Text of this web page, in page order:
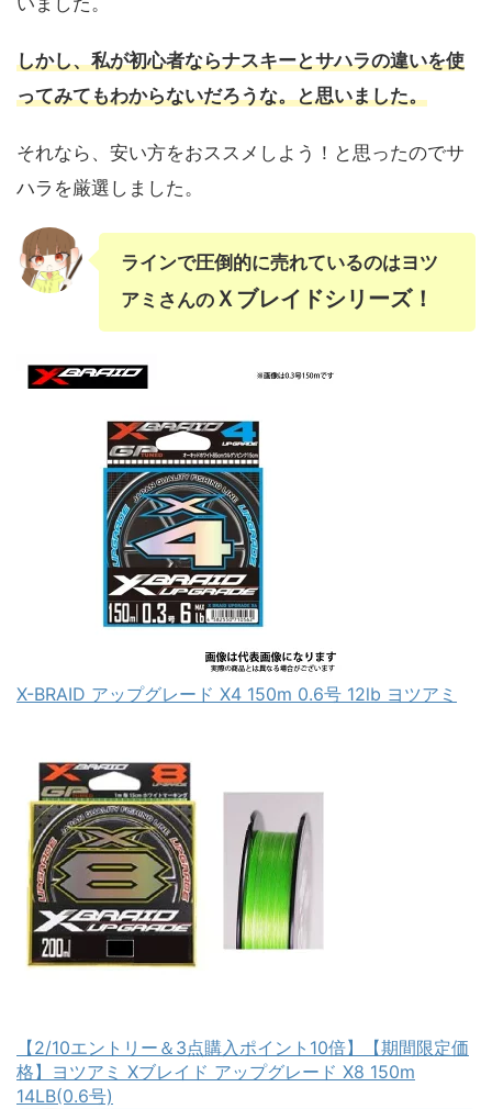
しかし、私が初心者ならナスキーとサハラの違いを使
ってみてもわからないだろうな。と思いました。
それなら、安い方をおススメしよう！と思ったのでサ
ハラを厳選しました。
ラインで圧倒的に売れているのはヨツ
アミさんの Ｘブレイドシリーズ！
X-BRAID アップグレード X4 150m 0.6号 12lb ヨツアミ
【2/10エントリー＆3点購入ポイント10倍】【期間限定価
格】ヨツアミ Xブレイド アップグレード X8 150m
14LB(0.6号)